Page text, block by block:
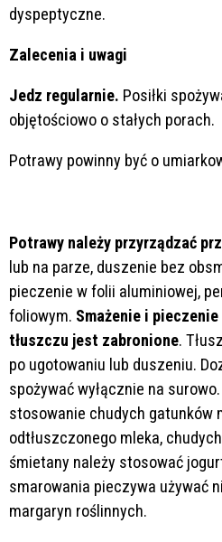
dyspeptyczne.
Zalecenia i uwagi
Jedz regularnie. Posiłki
objętościowo o stałych porach.
Potrawy powinny być o
Potrawy należy przyrządzać
lub na parze, duszenie bez
pieczenie w folii aluminiowej,
foliowym. Smażenie i
tłuszczu jest zabronione.
po ugotowaniu lub duszeniu.
spożywać wyłącznie na
stosowanie chudych gatunków
odtłuszczonego mleka,
śmietany należy stosować
smarowania pieczywa używać
margaryn roślinnych.